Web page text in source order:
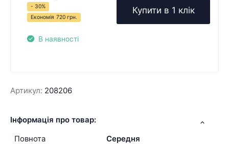
- 30%
Економія 720 грн.
В наявності
Купити в 1 клік
Артикул: 208206
Інформація про товар:
Повнота
Середня